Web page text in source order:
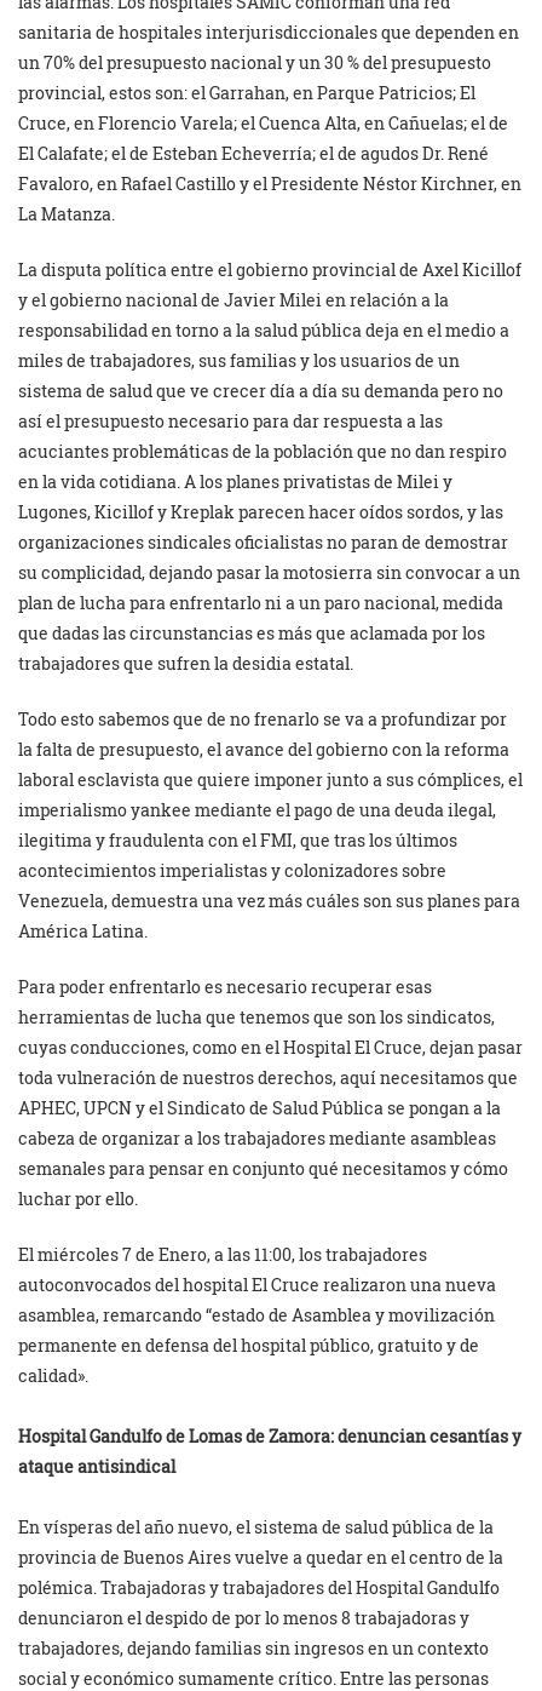
sanitaria de hospitales interjurisdiccionales que dependen en
un 70% del presupuesto nacional y un 30 % del presupuesto
provincial, estos son: el Garrahan, en Parque Patricios; El
Cruce, en Florencio Varela; el Cuenca Alta, en Cañuelas; el de
El Calafate; el de Esteban Echeverría; el de agudos Dr. René
Favaloro, en Rafael Castillo y el Presidente Néstor Kirchner, en
La Matanza.
La disputa política entre el gobierno provincial de Axel Kicillof
y el gobierno nacional de Javier Milei en relación a la
responsabilidad en torno a la salud pública deja en el medio a
miles de trabajadores, sus familias y los usuarios de un
sistema de salud que ve crecer día a día su demanda pero no
así el presupuesto necesario para dar respuesta a las
acuciantes problemáticas de la población que no dan respiro
en la vida cotidiana. A los planes privatistas de Milei y
Lugones, Kicillof y Kreplak parecen hacer oídos sordos, y las
organizaciones sindicales oficialistas no paran de demostrar
su complicidad, dejando pasar la motosierra sin convocar a un
plan de lucha para enfrentarlo ni a un paro nacional, medida
que dadas las circunstancias es más que aclamada por los
trabajadores que sufren la desidia estatal.
Todo esto sabemos que de no frenarlo se va a profundizar por
la falta de presupuesto, el avance del gobierno con la reforma
laboral esclavista que quiere imponer junto a sus cómplices, el
imperialismo yankee mediante el pago de una deuda ilegal,
ilegitima y fraudulenta con el FMI, que tras los últimos
acontecimientos imperialistas y colonizadores sobre
Venezuela, demuestra una vez más cuáles son sus planes para
América Latina.
Para poder enfrentarlo es necesario recuperar esas
herramientas de lucha que tenemos que son los sindicatos,
cuyas conducciones, como en el Hospital El Cruce, dejan pasar
toda vulneración de nuestros derechos, aquí necesitamos que
APHEC, UPCN y el Sindicato de Salud Pública se pongan a la
cabeza de organizar a los trabajadores mediante asambleas
semanales para pensar en conjunto qué necesitamos y cómo
luchar por ello.
El miércoles 7 de Enero, a las 11:00, los trabajadores
autoconvocados del hospital El Cruce realizaron una nueva
asamblea, remarcando “estado de Asamblea y movilización
permanente en defensa del hospital público, gratuito y de
calidad».
Hospital Gandulfo de Lomas de Zamora: denuncian cesantías y
ataque antisindical
En vísperas del año nuevo, el sistema de salud pública de la
provincia de Buenos Aires vuelve a quedar en el centro de la
polémica. Trabajadoras y trabajadores del Hospital Gandulfo
denunciaron el despido de por lo menos 8 trabajadoras y
trabajadores, dejando familias sin ingresos en un contexto
social y económico sumamente crítico. Entre las personas